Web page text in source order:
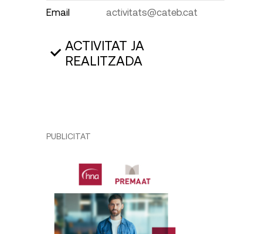
Email activitats@cateb.cat
ACTIVITAT JA
REALITZADA
PUBLICITAT